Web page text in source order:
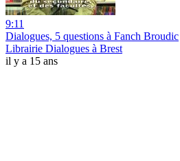
9:11
Dialogues, 5 questions à Fanch Broudic
Librairie Dialogues à Brest
il y a 15 ans